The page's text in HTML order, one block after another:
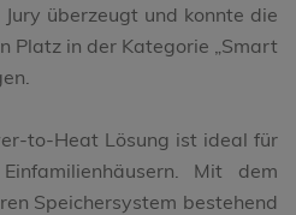
überzeugt und konnte die
Platz in der Kategorie „Smart
to-Heat Lösung ist ideal für
Mit dem
Speichersystem bestehend